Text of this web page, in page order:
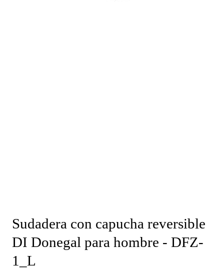
Sudadera con capucha reversible
DI Donegal para hombre - DFZ-
1_L